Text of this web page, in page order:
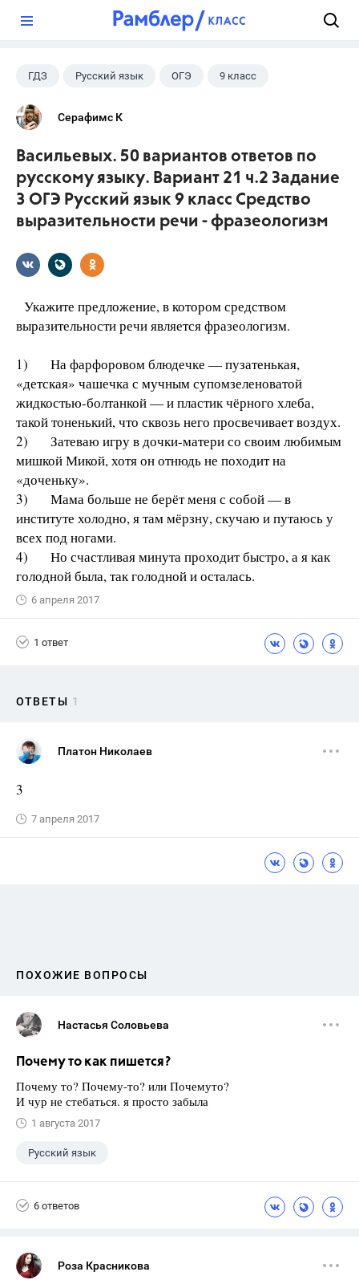
ГДЗ Русский язык ОГЭ 9 класс
+1
Серафимс К
Васильевых. 50 вариантов ответов по
русскому языку. Вариант 21 ч.2 Задание
3 ОГЭ Русский язык 9 класс Средство
выразительности речи - фразеологизм
Укажите предложение, в котором средством
выразительности речи является фразеологизм.
1) На фарфоровом блюдечке — пузатенькая,
«детская» чашечка с мучным супомзеленоватой
жидкостью-болтанкой — и пластик чёрного хлеба,
такой тоненький, что сквозь него просвечивает воздух.
2) Затеваю игру в дочки-матери со своим любимым
мишкой Микой, хотя он отнюдь не походит на
«доченьку».
3) Мама больше не берёт меня с собой — в
институте холодно, я там мёрзну, скучаю и путаюсь у
всех под ногами.
4) Но счастливая минута проходит быстро, а я как
голодной была, так голодной и осталась.
6 апреля 2017
1 ответ
ОТВЕТЫ 1
Платон Николаев
3
7 апреля 2017
ПОХОЖИЕ ВОПРОСЫ
Настасья Соловьева
Почему то как пишется?
Почему то? Почему-то? или Почемуто?
И чур не стебаться. я просто забыла
1 августа 2017
Русский язык
6 ответов
Роза Красникова